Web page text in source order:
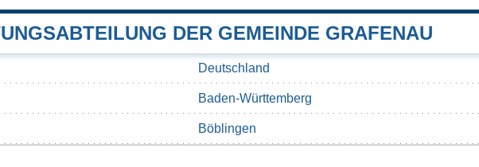
DER GEMEINDE GRAFENAU
Deutschland
Baden-Württemberg
Böblingen